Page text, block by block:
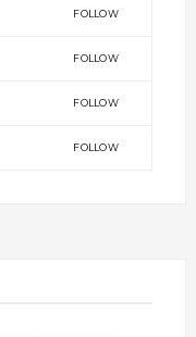
FOLLOW
FOLLOW
FOLLOW
FOLLOW